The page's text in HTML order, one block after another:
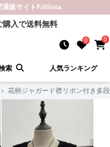
通販サイト Frillista
購入で送料無料
0 0
索 人気ランキング
› 花柄ジャガード襟リボン付き多